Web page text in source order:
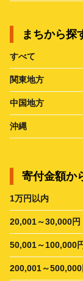
まちから探
すべて
関東地方
中国地方
沖縄
寄付金額か
1万円以内
20,001～30,000円
50,001～100,000
200,001～500,000